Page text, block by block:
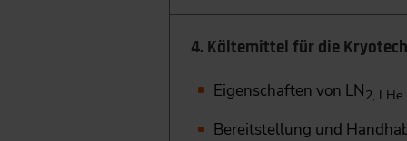
4. Kältemittel für die
Eigenschaften von LN2,
Bereitstellung und